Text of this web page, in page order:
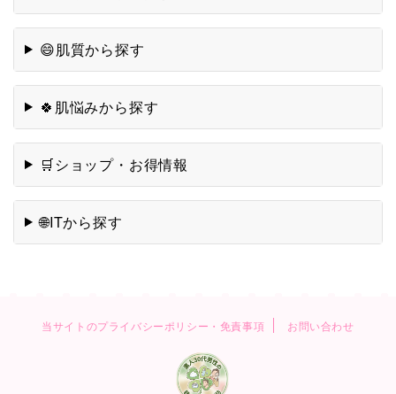
🍀肌悩みから探す
🛒ショップ・お得情報
🌐ITから探す
当サイトのプライバシーポリシー・免責事項 お問い合わせ
素人30代男性の韓国コスメ探訪